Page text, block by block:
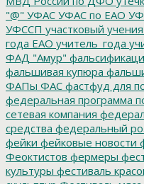
"@" УФАС УФАС по ЕАО
УФССП участковый учения
года ЕАО учитель_года
ФАД "Амур"
фальшивая купюра
ФАПы ФАС фастфуд для
федеральная программа
сетевая компания
средства федеральный
фейки фейковые новости
Феоктистов фермеры
культуры фестиваль